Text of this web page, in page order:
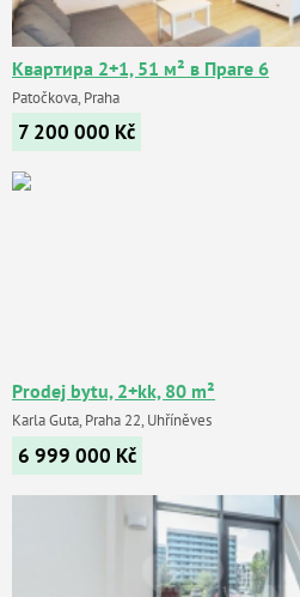
Квартира 2+1, 51 м² в Праге 6
Patočkova, Praha
7 200 000 Kč
Prodej bytu, 2+kk, 80 m²
Karla Guta, Praha 22, Uhříněves
6 999 000 Kč